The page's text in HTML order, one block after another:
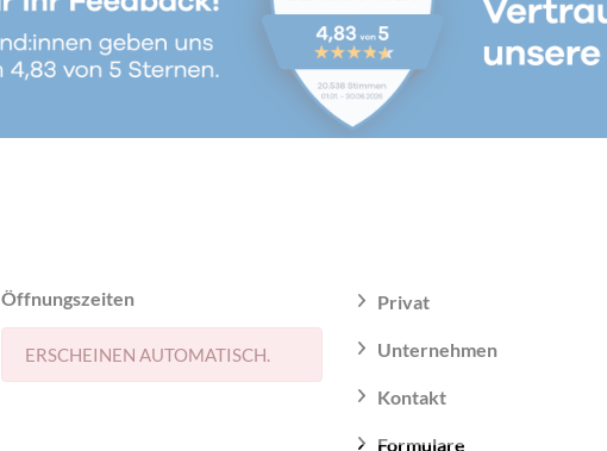
Öffnungszeiten
ERSCHEINEN AUTOMATISCH.
Privat
Unternehmen
Kontakt
Formulare